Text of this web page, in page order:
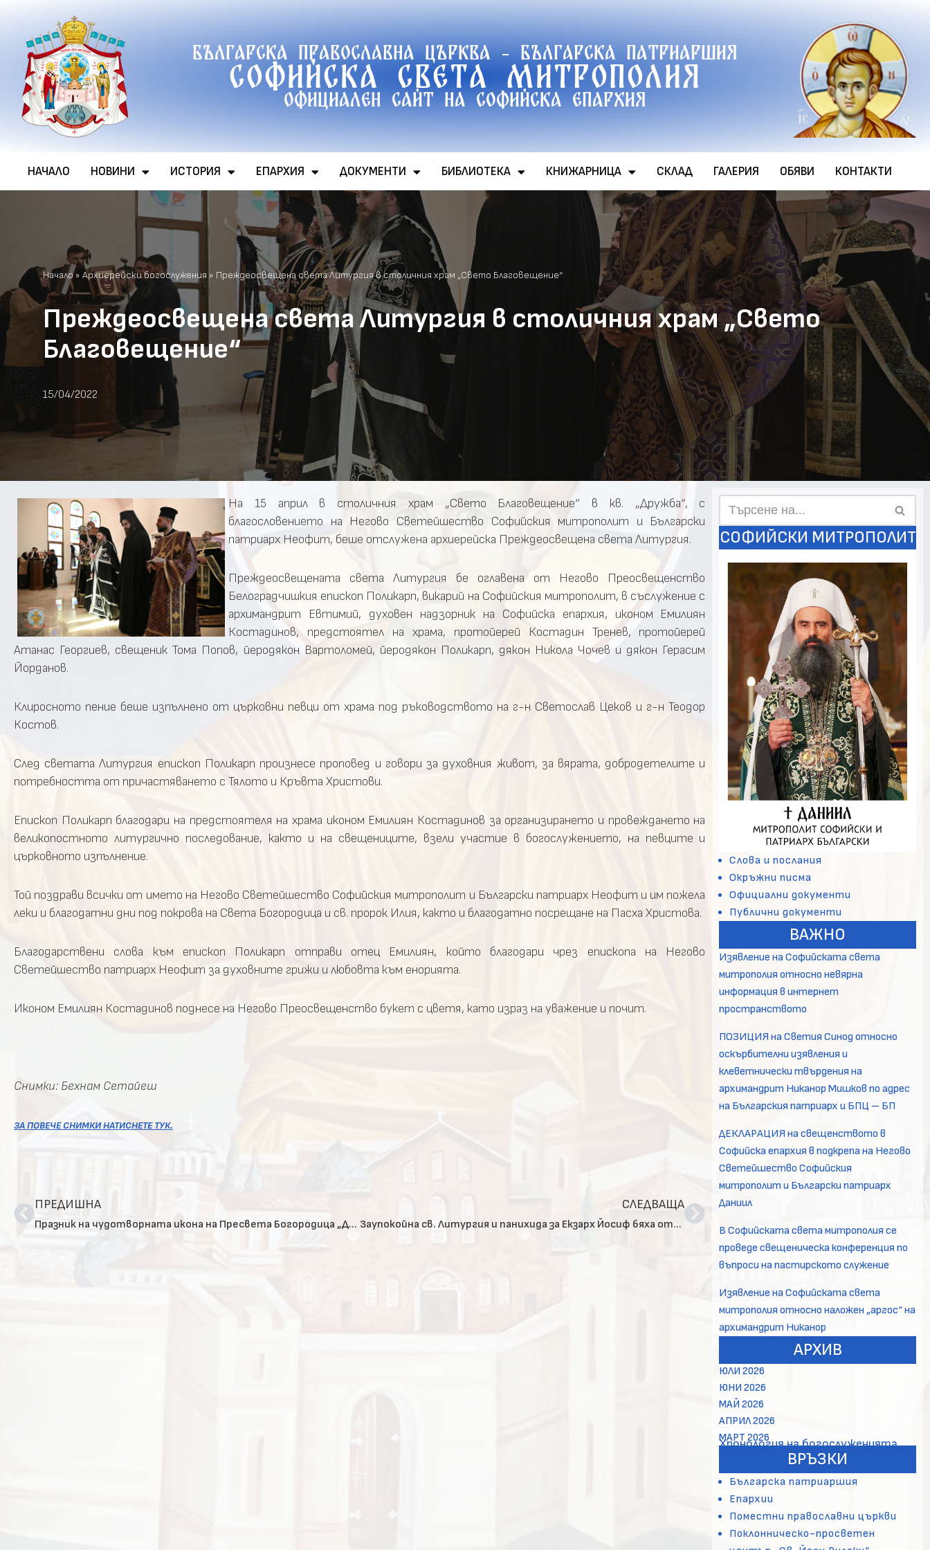
Продължете
към
съдържанието
Българска православна църква - Българска патриаршия
Софийска света митрополия
Официален сайт на софийска епархия
НАЧАЛО НОВИНИ ИСТОРИЯ ЕПАРХИЯ ДОКУМЕНТИ БИБЛИОТЕКА КНИЖАРНИЦА СКЛАД ГАЛЕРИЯ ОБЯВИ КОНТАКТИ
Начало» Архиерейски богослужения » Преждеосвещена света Литургия в столичния храм „Свето Благовещение“
Преждеосвещена света Литургия в столичния храм „Свето
Благовещение“
15/04/2022
На 15 април в столичния храм „Свето Благовещение“ в кв. „Дружба“, с
благословението на Негово Светейшество Софийския митрополит и Български
патриарх Неофит, беше отслужена архиерейска Преждеосвещена света Литургия.
Преждеосвещената света Литургия бе оглавена от Негово Преосвещенство
Белоградчишкия епископ Поликарп, викарий на Софийския митрополит, в съслужение с
архимандрит Евтимий, духовен надзорник на Софийска епархия, иконом Емилиян
Костадинов, предстоятел на храма, протойерей Костадин Тренев, протойерей
Атанас Георгиев, свещеник Тома Попов, йеродякон Вартоломей, йеродякон Поликарп, дякон Никола Чочев и дякон Герасим
Йорданов.
Клиросното пение беше изпълнено от църковни певци от храма под ръководството на г-н Светослав Цеков и г-н Теодор
Костов.
След светата Литургия епископ Поликарп произнесе проповед и говори за духовния живот, за вярата, добродетелите и
потребността от причастяването с Тялото и Кръвта Христови.
Епископ Поликарп благодари на предстоятеля на храма иконом Емилиян Костадинов за организирането и провеждането на
великопостното литургично последование, както и на свещениците, взели участие в богослужението, на певците и
църковното изпълнение.
Той поздрави всички от името на Негово Светейшество Софийския митрополит и Български патриарх Неофит и им пожела
леки и благодатни дни под покрова на Света Богородица и св. пророк Илия, както и благодатно посрещане на Пасха Христова.
Благодарствени слова към епископ Поликарп отправи отец Емилиян, който благодари чрез епископа на Негово
Светейшество патриарх Неофит за духовните грижи и любовта към енорията.
Иконом Емилиян Костадинов поднесе на Негово Преосвещенство букет с цветя, като израз на уважение и почит.
Снимки: Бехнам Сетайеш
ЗА ПОВЕЧЕ СНИМКИ НАТИСНЕТЕ ТУК.
ПРЕДИШНА
Празник на чудотворната икона на Пресвета Богородица „Достойно Ест” в гр. Бухово
СЛЕДВАЩА
Заупокойна св. Литургия и панихида за Екзарх Йосиф бяха отслужени в столичната катедрала „Св. Неделя“
СОФИЙСКИ МИТРОПОЛИТ
Слова и послания
Окръжни писма
Официални документи
Публични документи
ВАЖНО
Изявление на Софийската света
митрополия относно невярна
информация в интернет
пространството
ПОЗИЦИЯ на Светия Синод относно
оскърбителни изявления и
клеветнически твърдения на
архимандрит Никанор Мишков по адрес
на Българския патриарх и БПЦ – БП
ДЕКЛАРАЦИЯ на свещенството в
Софийска епархия в подкрепа на Негово
Светейшество Софийския
митрополит и Български патриарх
Даниил
В Софийската света митрополия се
проведе свещеническа конференция по
въпроси на пастирското служение
Изявление на Софийската света
митрополия относно наложен „аргос“ на
архимандрит Никанор
АРХИВ
ЮЛИ 2026
ЮНИ 2026
МАЙ 2026
АПРИЛ 2026
МАРТ 2026
Хронология на богослуженията
ВРЪЗКИ
Българска патриаршия
Епархии
Поместни православни църкви
Поклонническо-просветен